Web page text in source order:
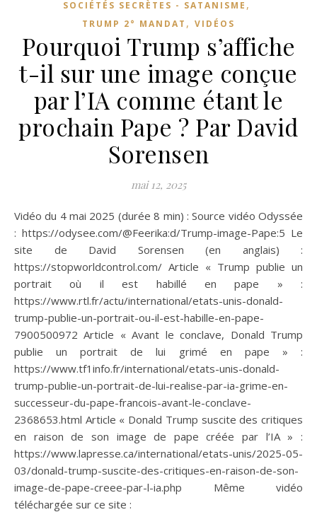
SOCIÉTÉS SECRÈTES - SATANISME ,
TRUMP 2° MANDAT , VIDÉOS
Pourquoi Trump s’affiche
t-il sur une image conçue
par l’IA comme étant le
prochain Pape ? Par David
Sorensen
mai 12, 2025
Vidéo du 4 mai 2025 (durée 8 min) : Source vidéo Odyssée
: https://odysee.com/@Feerika:d/Trump-image-Pape:5 Le
site de David Sorensen (en anglais) :
https://stopworldcontrol.com/ Article « Trump publie un
portrait où il est habillé en pape » :
https://www.rtl.fr/actu/international/etats-unis-donald-
trump-publie-un-portrait-ou-il-est-habille-en-pape-
7900500972 Article « Avant le conclave, Donald Trump
publie un portrait de lui grimé en pape » :
https://www.tf1info.fr/international/etats-unis-donald-
trump-publie-un-portrait-de-lui-realise-par-ia-grime-en-
successeur-du-pape-francois-avant-le-conclave-
2368653.html Article « Donald Trump suscite des critiques
en raison de son image de pape créée par l’IA » :
https://www.lapresse.ca/international/etats-unis/2025-05-
03/donald-trump-suscite-des-critiques-en-raison-de-son-
image-de-pape-creee-par-l-ia.php Même vidéo
téléchargée sur ce site :